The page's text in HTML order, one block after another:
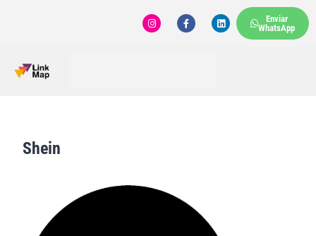
Enviar
WhatsApp
Shein